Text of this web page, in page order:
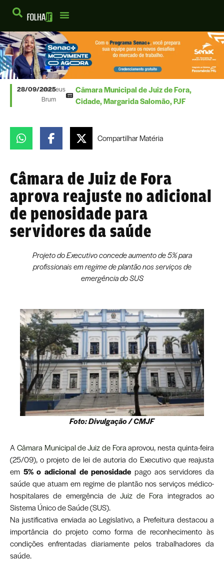
28/09/2025
Matheus
Brum
Câmara Municipal de Juiz de Fora,
Cidade,Margarida Salomão,PJF
CompartilharMatéria
Câmara de Juiz de Fora
aprova reajuste no adicional
de penosidade para
servidores da saúde
Projeto do Executivo concede aumento de 5% para
profissionais em regime de plantão nos serviços de
emergência do SUS
Foto: Divulgação / CMJF
ACâmara Municipal de Juiz de Foraaprovou, nesta quinta-feira
(25/09), o projeto de lei de autoria do Executivo que reajusta
em 5% o adicional de penosidade pago aos servidores da
saúde que atuam em regime de plantão nos serviços médico-
hospitalares de emergência de Juiz de Fora integrados ao
Sistema Único de Saúde (SUS).
Na justificativa enviada ao Legislativo, a Prefeitura destacou a
importância do projeto como forma de reconhecimento às
condições enfrentadas diariamente pelos trabalhadores da
saúde.